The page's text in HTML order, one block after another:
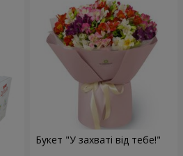
Букет "У захваті від тебе!"